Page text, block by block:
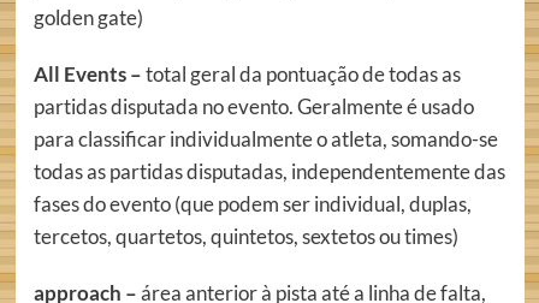
golden gate)
All Events –total geral da pontuação de todas as
partidas disputada no evento. Geralmente é usado
para classificar individualmente o atleta, somando-se
todas as partidas disputadas, independentemente das
fases do evento (que podem ser individual, duplas,
tercetos, quartetos, quintetos, sextetos ou times)
approach –área anterior à pista até a linha de falta,